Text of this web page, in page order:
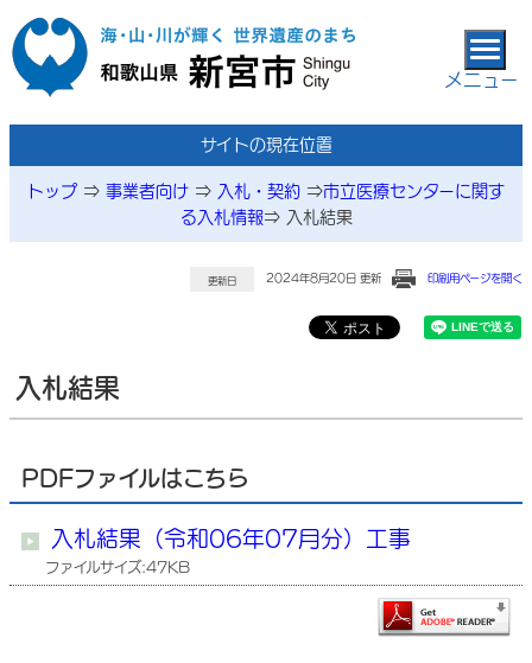
本文へ移動
メニュー
サイトの現在位置
トップ ⇒ 事業者向け ⇒ 入札・契約 ⇒市立医療センターに関す
る入札情報⇒ 入札結果
更新日 2024年8月20日 更新 印刷用ページを開く
入札結果
PDFファイルはこちら
入札結果（令和06年07月分）工事
ファイルサイズ:47KB